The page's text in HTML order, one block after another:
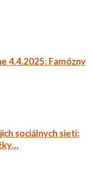
4.4.2025: Famózny
sociálnych sietí: